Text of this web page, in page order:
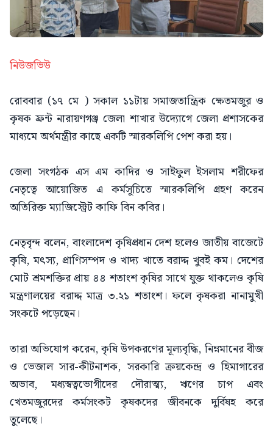
নিউজভিউ
রোববার (১৭ মে ) সকাল ১১টায় সমাজতান্ত্রিক ক্ষেতমজুর ও
কৃষক ফ্রন্ট নারায়ণগঞ্জ জেলা শাখার উদ্যোগে জেলা প্রশাসকের
মাধ্যমে অর্থমন্ত্রীর কাছে একটি স্মারকলিপি পেশ করা হয়।
জেলা সংগঠক এস এম কাদির ও সাইফুল ইসলাম শরীফের
নেতৃত্বে আয়োজিত এ কর্মসূচিতে স্মারকলিপি গ্রহণ করেন
অতিরিক্ত ম্যাজিস্ট্রেট কাফি বিন কবির।
নেতৃবৃন্দ বলেন, বাংলাদেশ কৃষিপ্রধান দেশ হলেও জাতীয় বাজেটে
কৃষি, মৎস্য, প্রাণিসম্পদ ও খাদ্য খাতে বরাদ্দ খুবই কম। দেশের
মোট শ্রমশক্তির প্রায় ৪৪ শতাংশ কৃষির সাথে যুক্ত থাকলেও কৃষি
মন্ত্রণালয়ের বরাদ্দ মাত্র ৩.২১ শতাংশ। ফলে কৃষকরা নানামুখী
সংকটে পড়েছেন।
তারা অভিযোগ করেন, কৃষি উপকরণের মূল্যবৃদ্ধি, নিম্নমানের বীজ
ও ভেজাল সার-কীটনাশক, সরকারি ক্রয়কেন্দ্র ও হিমাগারের
অভাব, মধ্যস্বত্বভোগীদের দৌরাত্ম্য, ঋণের চাপ এবং
খেতমজুরদের কর্মসংকট কৃষকদের জীবনকে দুর্বিষহ করে
তুলেছে।